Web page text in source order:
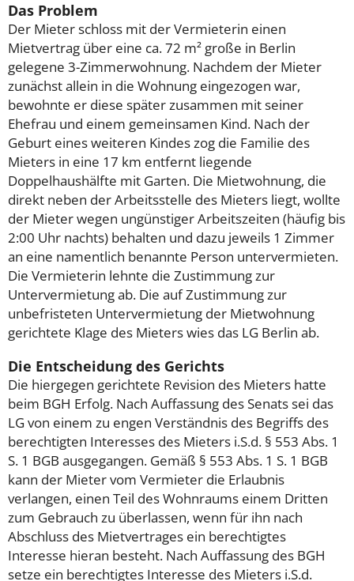
Das Problem
Der Mieter schloss mit der Vermieterin einen
Mietvertrag über eine ca. 72 m² große in Berlin
gelegene 3-Zimmerwohnung. Nachdem der Mieter
zunächst allein in die Wohnung eingezogen war,
bewohnte er diese später zusammen mit seiner
Ehefrau und einem gemeinsamen Kind. Nach der
Geburt eines weiteren Kindes zog die Familie des
Mieters in eine 17 km entfernt liegende
Doppelhaushälfte mit Garten. Die Mietwohnung, die
direkt neben der Arbeitsstelle des Mieters liegt, wollte
der Mieter wegen ungünstiger Arbeitszeiten (häufig bis
2:00 Uhr nachts) behalten und dazu jeweils 1 Zimmer
an eine namentlich benannte Person untervermieten.
Die Vermieterin lehnte die Zustimmung zur
Untervermietung ab. Die auf Zustimmung zur
unbefristeten Untervermietung der Mietwohnung
gerichtete Klage des Mieters wies das LG Berlin ab.
Die Entscheidung des Gerichts
Die hiergegen gerichtete Revision des Mieters hatte
beim BGH Erfolg. Nach Auffassung des Senats sei das
LG von einem zu engen Verständnis des Begriffs des
berechtigten Interesses des Mieters i.S.d. § 553 Abs. 1
S. 1 BGB ausgegangen. Gemäß § 553 Abs. 1 S. 1 BGB
kann der Mieter vom Vermieter die Erlaubnis
verlangen, einen Teil des Wohnraums einem Dritten
zum Gebrauch zu überlassen, wenn für ihn nach
Abschluss des Mietvertrages ein berechtigtes
Interesse hieran besteht. Nach Auffassung des BGH
setze ein berechtigtes Interesse des Mieters i.S.d.